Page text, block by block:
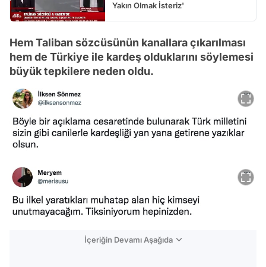
Yakın Olmak İsteriz'
Hem Taliban sözcüsünün kanallara çıkarılması
hem de Türkiye ile kardeş olduklarını söylemesi
büyük tepkilere neden oldu.
İçeriğin Devamı Aşağıda